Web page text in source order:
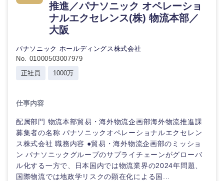
推進／パナソニック オペレーショ
ナルエクセレンス(株) 物流本部／
大阪
パナソニック ホールディングス株式会社
No. 01000503007979
正社員
1000万
仕事内容
配属部門 物流本部貿易・海外物流企画部海外物流推進課
募集者の名称 パナソニックオペレーショナルエクセレン
ス株式会社 職務内容 ●貿易・海外物流企画部のミッショ
ン パナソニックグループのサプライチェーンがグローバ
ル化する一方で、日本国内では物流業界の2024年問題、
国際物流では地政学リスクの顕在化による国...